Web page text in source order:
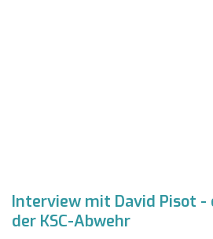
Interview mit David Pisot -
der KSC-Abwehr